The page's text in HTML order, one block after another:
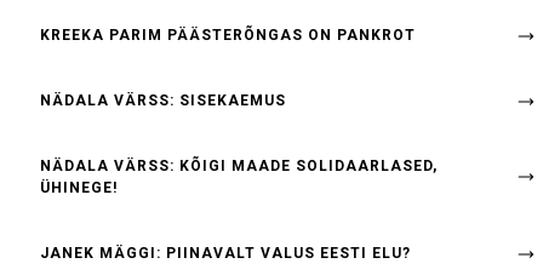
KREEKA PARIM PÄÄSTERÕNGAS ON PANKROT
NÄDALA VÄRSS: SISEKAEMUS
NÄDALA VÄRSS: KÕIGI MAADE SOLIDAARLASED,
ÜHINEGE!
JANEK MÄGGI: PIINAVALT VALUS EESTI ELU?